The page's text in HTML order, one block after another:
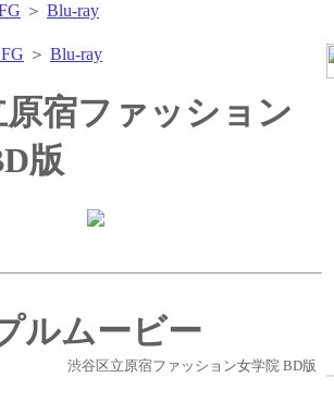
＞ Blu-ray
＞ Blu-ray
宿ファッション
版
ルムービー
渋谷区立原宿ファッション女学院 BD版